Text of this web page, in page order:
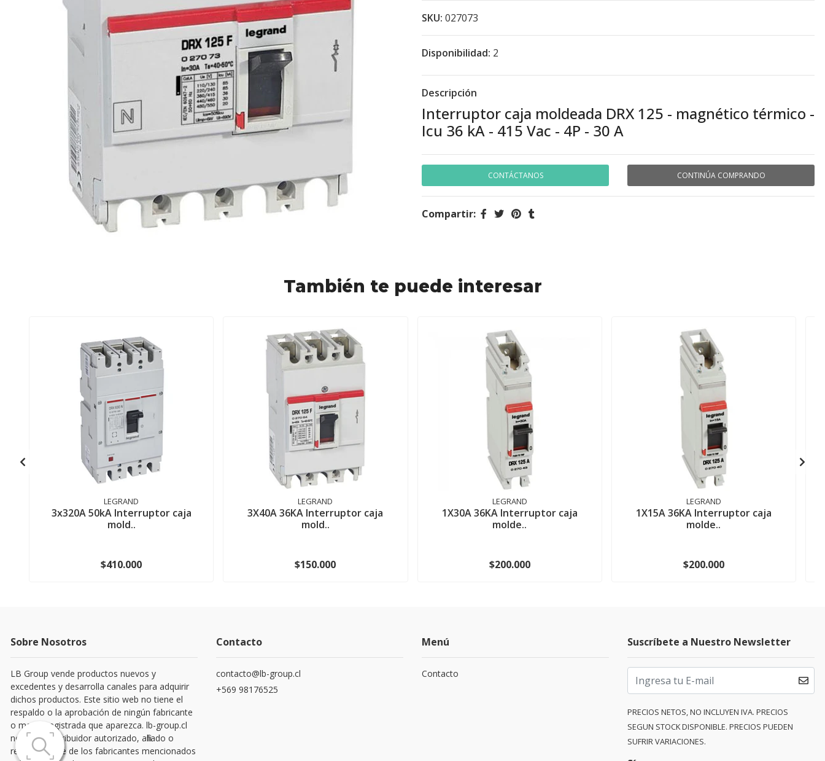
SKU: 027073
Disponibilidad: 2
Descripción
Interruptor caja moldeada DRX 125 - magnético térmico -
Icu 36 kA - 415 Vac - 4P - 30 A
CONTÁCTANOS CONTINÚA COMPRANDO
Compartir:
También te puede interesar
LEGRAND
3x320A 50kA Interruptor caja
mold..
$410.000
LEGRAND
3X40A 36KA Interruptor caja
mold..
$150.000
LEGRAND
1X30A 36KA Interruptor caja
molde..
$200.000
LEGRAND
1X15A 36KA Interruptor caja
molde..
$200.000
Sobre Nosotros
LB Group vende productos nuevos y
excedentes y desarrolla canales para adquirir
dichos productos. Este sitio web no tiene el
respaldo o la aprobación de ningún fabricante
o marca registrada que aparezca. lb-group.cl
no es un distribuidor autorizado, afiliado o
representante de los fabricantes mencionados
Contacto
contacto@lb-group.cl
+569 98176525
Menú
Contacto
Suscríbete a Nuestro Newsletter
PRECIOS NETOS, NO INCLUYEN IVA. PRECIOS
SEGUN STOCK DISPONIBLE. PRECIOS PUEDEN
SUFRIR VARIACIONES.